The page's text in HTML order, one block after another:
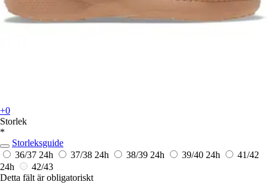
+0
Storlek
*
Storleksguide
36/37 24h 37/38 24h 38/39 24h 39/40 24h
41/42
24h
42/43
Detta fält är obligatoriskt